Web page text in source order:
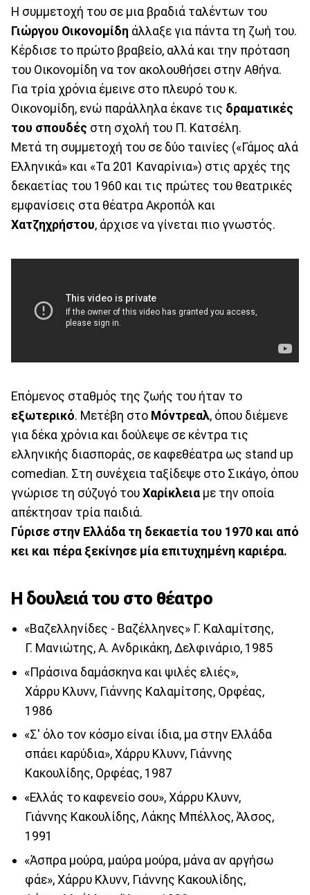
Η συμμετοχή του σε μια βραδιά ταλέντων του
Γιώργου Οικονομίδη άλλαξε για πάντα τη ζωή του.
Κέρδισε το πρώτο βραβείο, αλλά και την πρόταση
του Οικονομίδη να τον ακολουθήσει στην Αθήνα.
Για τρία χρόνια έμεινε στο πλευρό του κ.
Οικονομίδη, ενώ παράλληλα έκανε τις δραματικές
του σπουδές στη σχολή του Π. Kατσέλη.
Μετά τη συμμετοχή του σε δύο ταινίες («Γάμος αλά
Ελληνικά» και «Τα 201 Καναρίνια») στις αρχές της
δεκαετίας του 1960 και τις πρώτες του θεατρικές
εμφανίσεις στα θέατρα Ακροπόλ και
Χατζηχρήστου, άρχισε να γίνεται πιο γνωστός.
Επόμενος σταθμός της ζωής του ήταν το
εξωτερικό. Μετέβη στο Μόντρεαλ, όπου διέμενε
για δέκα χρόνια και δούλεψε σε κέντρα τις
ελληνικής διασποράς, σε καφεθέατρα ως stand up
comedian. Στη συνέχεια ταξίδεψε στο Σικάγο, όπου
γνώρισε τη σύζυγό του Χαρίκλεια με την οποία
απέκτησαν τρία παιδιά.
Γύρισε στην Ελλάδα τη δεκαετία του 1970 και από
κει και πέρα ξεκίνησε μία επιτυχημένη καριέρα.
Η δουλειά του στο θέατρο
«Βαζελληνίδες - Βαζέλληνες» Γ. Kαλαμίτσης,
Γ. Mανιώτης, A. Aνδρικάκη, Δελφινάριο, 1985
«Πράσινα δαμάσκηνα και ψιλές ελιές»,
Xάρρυ Kλυνν, Γιάννης Kαλαμίτσης, Ορφέας,
1986
«Σ' όλο τον κόσμο είναι ίδια, μα στην Ελλάδα
σπάει καρύδια», Xάρρυ Kλυνν, Γιάννης
Kακουλίδης, Ορφέας, 1987
«Eλλάς το καφενείο σου», Xάρρυ Kλυνν,
Γιάννης Kακουλίδης, Λάκης Μπέλλος, Άλσος,
1991
«Άσπρα μούρα, μαύρα μούρα, μάνα αν αργήσω
φάε», Xάρρυ Kλυνν, Γιάννης Kακουλίδης,